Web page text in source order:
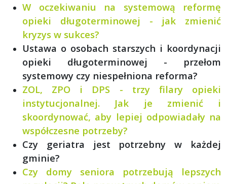
W oczekiwaniu na systemową reformę
opieki długoterminowej - jak zmienić
kryzys w sukces?
Ustawa o osobach starszych i koordynacji
opieki długoterminowej - przełom
systemowy czy niespełniona reforma?
ZOL, ZPO i DPS - trzy filary opieki
instytucjonalnej. Jak je zmienić i
skoordynować, aby lepiej odpowiadały na
współczesne potrzeby?
Czy geriatra jest potrzebny w każdej
gminie?
Czy domy seniora potrzebują lepszych